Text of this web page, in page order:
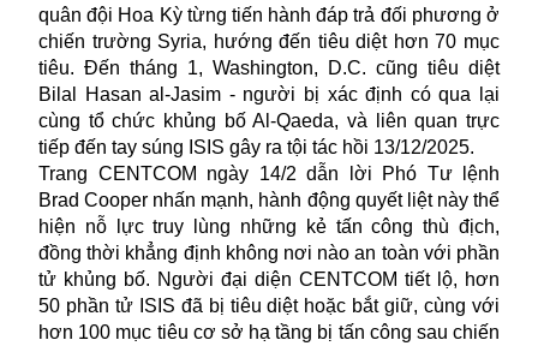
quân đội Hoa Kỳ từng tiến hành đáp trả đối phương ở
chiến trường Syria, hướng đến tiêu diệt hơn 70 mục
tiêu. Đến tháng 1, Washington, D.C. cũng tiêu diệt
Bilal Hasan al-Jasim - người bị xác định có qua lại
cùng tổ chức khủng bố Al-Qaeda, và liên quan trực
tiếp đến tay súng ISIS gây ra tội tác hồi 13/12/2025.
Trang CENTCOM ngày 14/2 dẫn lời Phó Tư lệnh
Brad Cooper nhấn mạnh, hành động quyết liệt này thể
hiện nỗ lực truy lùng những kẻ tấn công thù địch,
đồng thời khẳng định không nơi nào an toàn với phần
tử khủng bố. Người đại diện CENTCOM tiết lộ, hơn
50 phần tử ISIS đã bị tiêu diệt hoặc bắt giữ, cùng với
hơn 100 mục tiêu cơ sở hạ tầng bị tấn công sau chiến